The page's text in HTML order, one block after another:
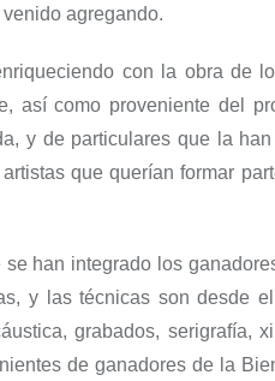
agregando.
con la obra de
así como proveniente del
y de particulares que la
que querían formar
se han integrado los
y las técnicas son desde
grabados, serigrafía,
de ganadores de la